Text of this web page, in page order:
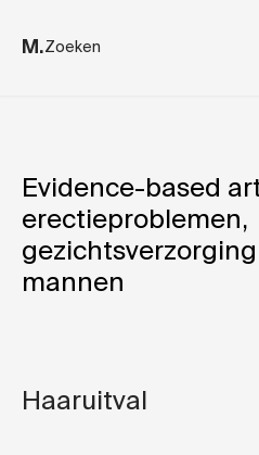
M.Zoeken
Evidence-based
erectieproblemen,
mannen
Haaruitval